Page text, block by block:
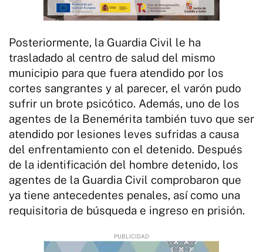
Posteriormente, la Guardia Civil le ha
trasladado al centro de salud del mismo
municipio para que fuera atendido por los
cortes sangrantes y al parecer, el varón pudo
sufrir un brote psicótico. Además, uno de los
agentes de la Benemérita también tuvo que ser
atendido por lesiones leves sufridas a causa
del enfrentamiento con el detenido. Después
de la identificación del hombre detenido, los
agentes de la Guardia Civil comprobaron que
ya tiene antecedentes penales, así como una
requisitoria de búsqueda e ingreso en prisión.